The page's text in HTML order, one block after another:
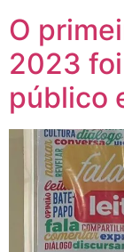
O
2023
público